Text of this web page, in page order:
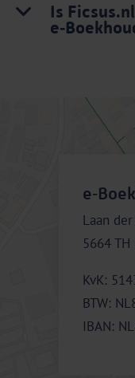
Is
Laan
5664
KvK:
BTW:
IBAN: